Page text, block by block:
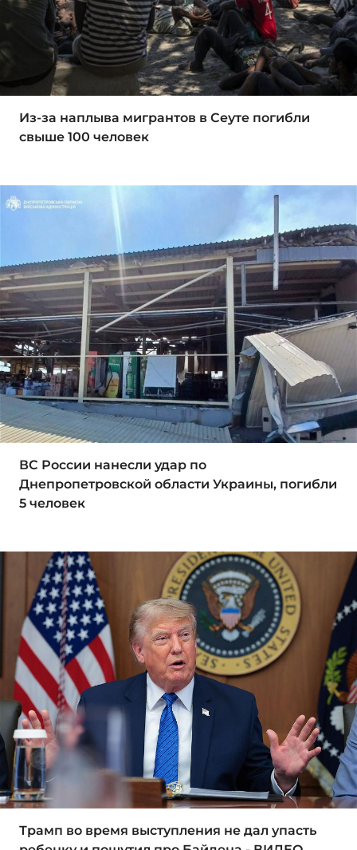
Из-за наплыва мигрантов в Сеуте погибли
свыше 100 человек
ВС России нанесли удар по
Днепропетровской области Украины, погибли
5 человек
Трамп во время выступления не дал упасть